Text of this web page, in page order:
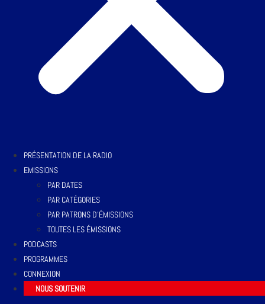
PRÉSENTATION DE LA RADIO
EMISSIONS
PAR DATES
PAR CATÉGORIES
PAR PATRONS D’ÉMISSIONS
TOUTES LES ÉMISSIONS
PODCASTS
PROGRAMMES
CONNEXION
NOUS SOUTENIR